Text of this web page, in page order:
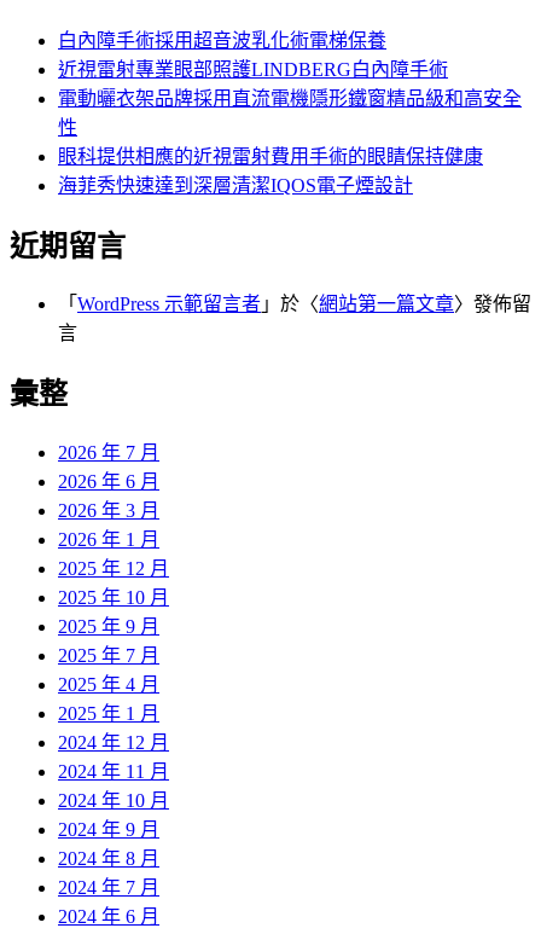
白內障手術採用超音波乳化術電梯保養
近視雷射專業眼部照護LINDBERG白內障手術
電動曬衣架品牌採用直流電機隱形鐵窗精品級和高安全
性
眼科提供相應的近視雷射費用手術的眼睛保持健康
海菲秀快速達到深層清潔IQOS電子煙設計
近期留言
「 WordPress 示範留言者 」於〈網站第一篇文章〉發佈留
言
彙整
2026 年 7 月
2026 年 6 月
2026 年 3 月
2026 年 1 月
2025 年 12 月
2025 年 10 月
2025 年 9 月
2025 年 7 月
2025 年 4 月
2025 年 1 月
2024 年 12 月
2024 年 11 月
2024 年 10 月
2024 年 9 月
2024 年 8 月
2024 年 7 月
2024 年 6 月